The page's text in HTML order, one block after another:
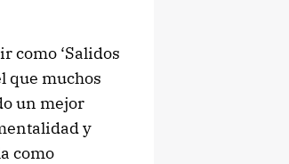
como ‘Salidos
que muchos
un mejor
y
como